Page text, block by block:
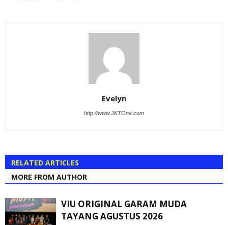
Evelyn
http://www.JKTOne.com
RELATED ARTICLES
MORE FROM AUTHOR
VIU ORIGINAL GARAM MUDA
TAYANG AGUSTUS 2026